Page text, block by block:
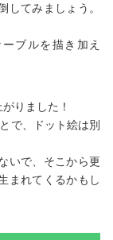
してみましょう。
ブルを描き加え
りました！
で、ドット絵は別
いで、そこから更
まれてくるかもし